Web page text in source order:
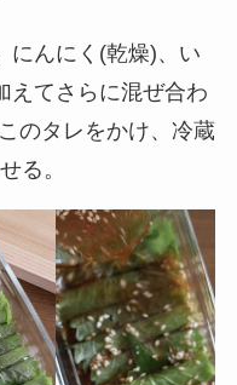
にんにく(乾燥)、い
えてさらに混ぜ合わ
のタレをかけ、冷蔵
る。